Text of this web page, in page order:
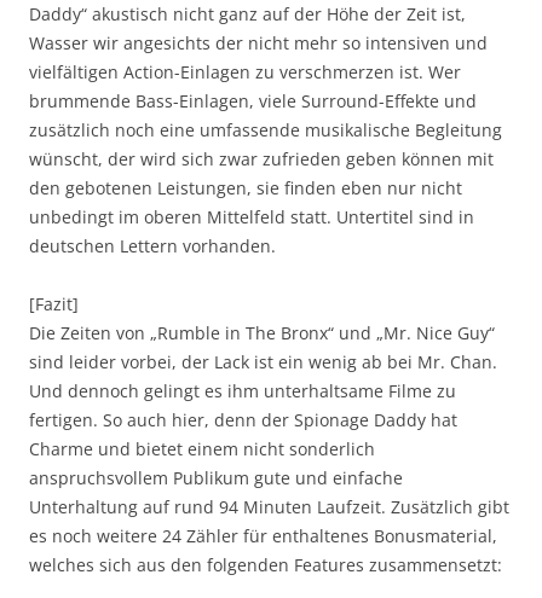
Daddy“ akustisch nicht ganz auf der Höhe der Zeit ist,
Wasser wir angesichts der nicht mehr so intensiven und
vielfältigen Action-Einlagen zu verschmerzen ist. Wer
brummende Bass-Einlagen, viele Surround-Effekte und
zusätzlich noch eine umfassende musikalische Begleitung
wünscht, der wird sich zwar zufrieden geben können mit
den gebotenen Leistungen, sie finden eben nur nicht
unbedingt im oberen Mittelfeld statt. Untertitel sind in
deutschen Lettern vorhanden.
[Fazit]
Die Zeiten von „Rumble in The Bronx“ und „Mr. Nice Guy“
sind leider vorbei, der Lack ist ein wenig ab bei Mr. Chan.
Und dennoch gelingt es ihm unterhaltsame Filme zu
fertigen. So auch hier, denn der Spionage Daddy hat
Charme und bietet einem nicht sonderlich
anspruchsvollem Publikum gute und einfache
Unterhaltung auf rund 94 Minuten Laufzeit. Zusätzlich gibt
es noch weitere 24 Zähler für enthaltenes Bonusmaterial,
welches sich aus den folgenden Features zusammensetzt: